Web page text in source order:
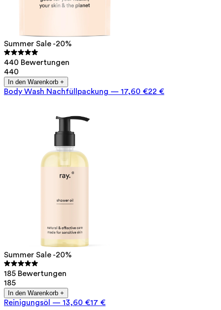
Summer Sale -20%
440 Bewertungen
440
In den Warenkorb +
Body Wash Nachfüllpackung — 17,60 €22 €
Summer Sale -20%
185 Bewertungen
185
In den Warenkorb +
Reinigungsöl — 13,60 €17 €